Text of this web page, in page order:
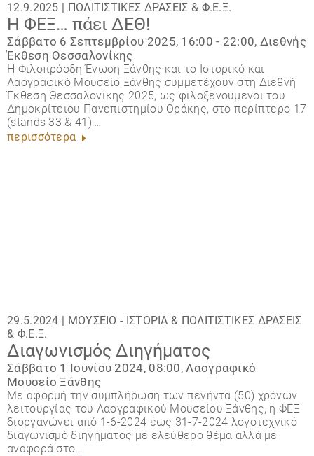
12.9.2025 | ΠΟΛΙΤΙΣΤΙΚΈΣ ΔΡΆΣΕΙΣ & Φ.Ε.Ξ.
Η ΦΕΞ… πάει ΔΕΘ!
Σάββατο 6 Σεπτεμβρίου 2025, 16:00 - 22:00, Διεθνής
Έκθεση Θεσσαλονίκης
Η Φιλοπρόοδη Ένωση Ξάνθης και το Ιστορικό και
Λαογραφικό Μουσείο Ξάνθης συμμετέχουν στη Διεθνή
Έκθεση Θεσσαλονίκης 2025, ως φιλοξενούμενοι του
Δημοκρίτειου Πανεπιστημίου Θράκης, στο περίπτερο 17
(stands 33 & 41),…
περισσότερα
29.5.2024 | ΜΟΥΣΕΊΟ - ΙΣΤΟΡΊΑ & ΠΟΛΙΤΙΣΤΙΚΈΣ ΔΡΆΣΕΙΣ
& Φ.Ε.Ξ.
Διαγωνισμός Διηγήματος
Σάββατο 1 Ιουνίου 2024, 08:00, Λαογραφικό
Μουσείο Ξάνθης
Με αφορμή την συμπλήρωση των πενήντα (50) χρόνων
λειτουργίας του Λαογραφικού Μουσείου Ξάνθης, η ΦΕΞ
διοργανώνει από 1-6-2024 έως 31-7-2024 λογοτεχνικό
διαγωνισμό διηγήματος με ελεύθερο θέμα αλλά με
αναφορά στο…